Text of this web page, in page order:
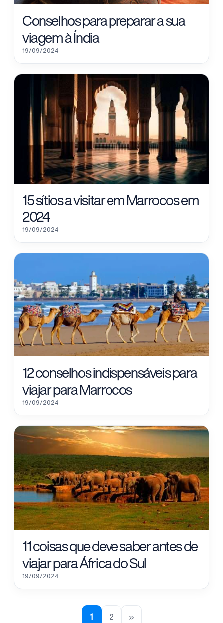
Conselhos para preparar a sua
viagem à Índia
19/09/2024
15 sítios a visitar em Marrocos em
2024
19/09/2024
12 conselhos indispensáveis para
viajar para Marrocos
19/09/2024
11 coisas que deve saber antes de
viajar para África do Sul
19/09/2024
1 2 »